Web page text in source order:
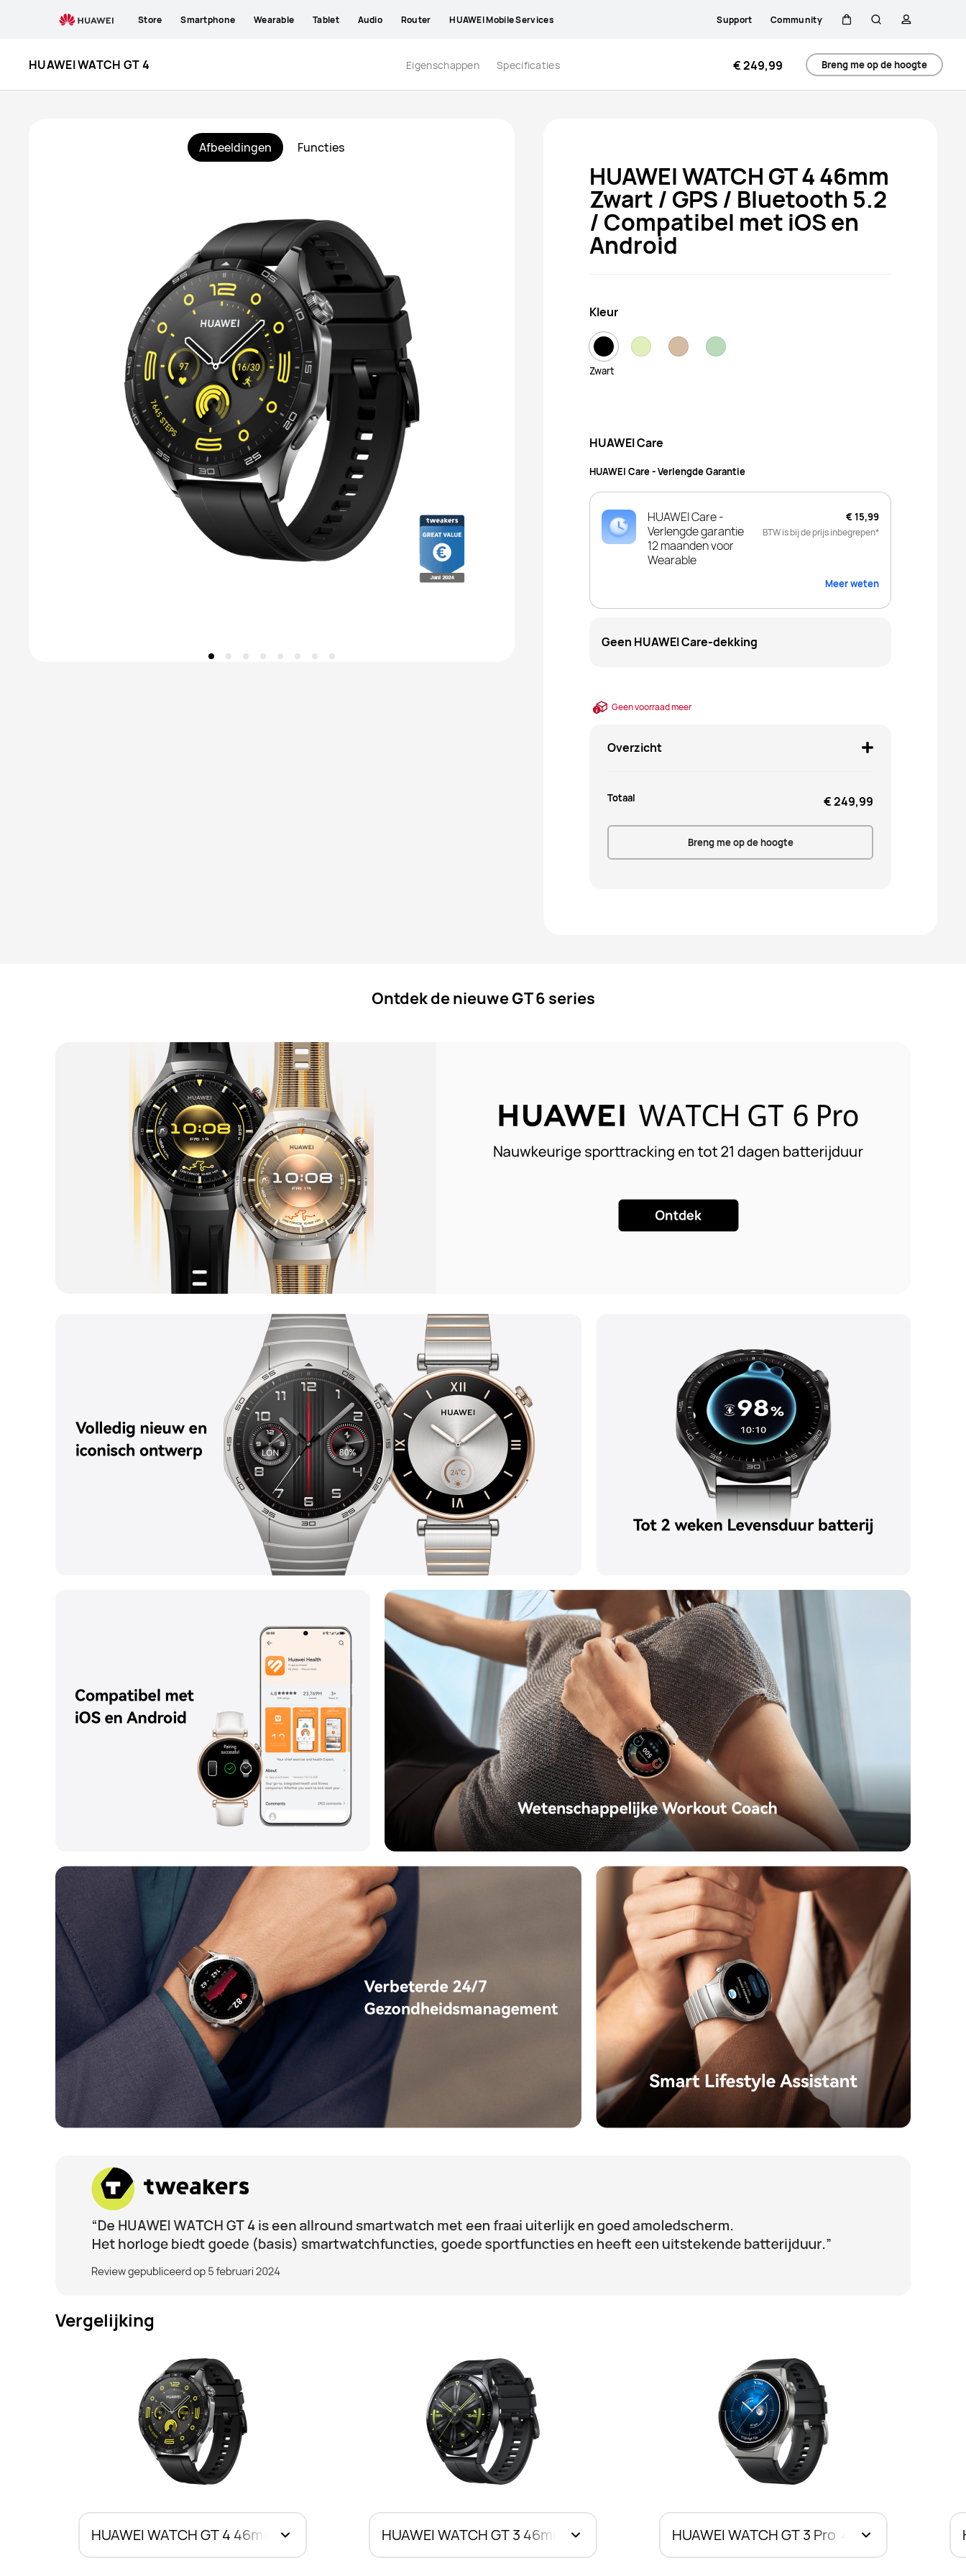
Koop
HUAWEI
WATCH
Store Smartphone Wearable Tablet Audio Router HUAWEI Mobile Services Support Community
HUAWEI WATCH GT 4
Eigenschappen Specificaties € 249,99 Breng me op de hoogte
Afbeeldingen Functies
HUAWEI WATCH GT 4 46mm
Zwart / GPS / Bluetooth 5.2
/ Compatibel met iOS en
Android
Kleur
Zwart
HUAWEI Care
HUAWEI Care - Verlengde Garantie
HUAWEI Care -
Verlengde garantie
12 maanden voor
Wearable
€ 15,99
BTW is bij de prijs inbegrepen*
Meer weten
Geen HUAWEI Care-dekking
Geen voorraad meer
Overzicht
Totaal € 249,99
Breng me op de hoogte
Ontdek de nieuwe GT 6 series
Vergelijking